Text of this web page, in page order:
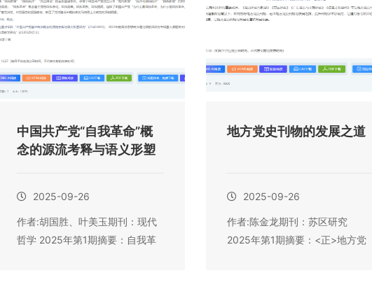
中国共产党“自我革命”概
念的源流考释与语义形塑
2025-09-26
作者:胡国胜、叶美玉期刊：现代
哲学 2025年第1期摘要：自我革
地方党史刊物的发展之道
2025-09-26
作者:陈金龙期刊：苏区研究
2025年第1期摘要：<正>地方党